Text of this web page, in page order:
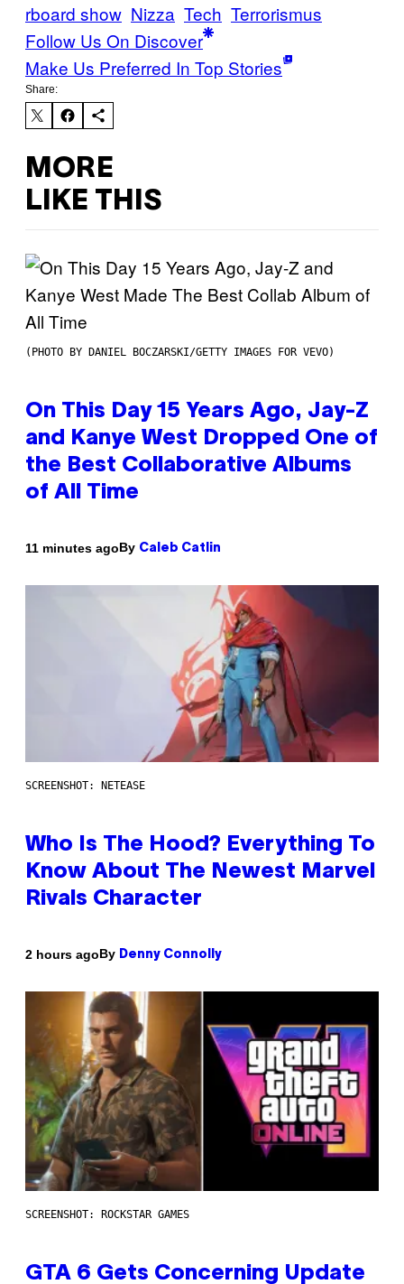
rboard show Nizza Tech Terrorismus
Follow Us On Discover
Make Us Preferred In Top Stories
Share:
MORE
LIKE THIS
(PHOTO BY DANIEL BOCZARSKI/GETTY IMAGES FOR VEVO)
On This Day 15 Years Ago, Jay-Z
and Kanye West Dropped One of
the Best Collaborative Albums
of All Time
11 minutes agoBy Caleb Catlin
SCREENSHOT: NETEASE
Who Is The Hood? Everything To
Know About The Newest Marvel
Rivals Character
2 hours agoBy Denny Connolly
SCREENSHOT: ROCKSTAR GAMES
GTA 6 Gets Concerning Update